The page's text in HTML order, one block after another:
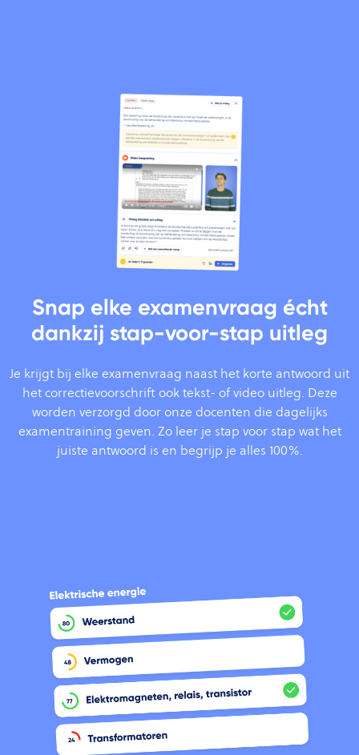
Snap elke examenvraag écht
dankzij stap-voor-stap uitleg
Je krijgt bij elke examenvraag naast het korte antwoord uit
het correctievoorschrift ook tekst- of video uitleg. Deze
worden verzorgd door onze docenten die dagelijks
examentraining geven. Zo leer je stap voor stap wat het
juiste antwoord is en begrijp je alles 100%.